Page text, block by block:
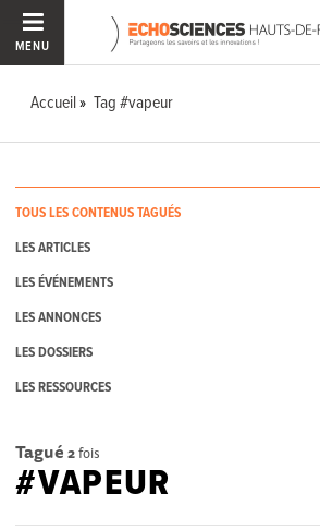
MENU
Accueil Tag #vapeur
TOUS LES CONTENUS TAGUÉS
LES ARTICLES
LES ÉVÉNEMENTS
LES ANNONCES
LES DOSSIERS
LES RESSOURCES
Tagué 2fois
#VAPEUR